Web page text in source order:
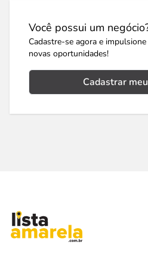
Você possui um
Cadastre-se agora e
novas oportunidades!
Cadastrar